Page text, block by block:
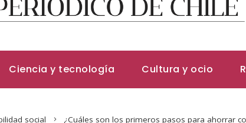
Ciencia y tecnología Cultura y ocio
social ¿Cuáles son los primeros pasos para ahorrar